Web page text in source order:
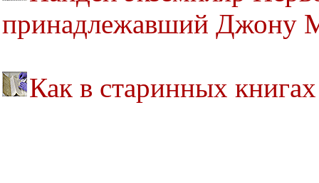
принадлежавший Джону
Как в старинных